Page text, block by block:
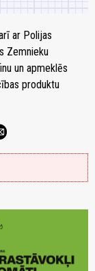
ar Polijas
Zemnieku
un apmeklēs
produktu